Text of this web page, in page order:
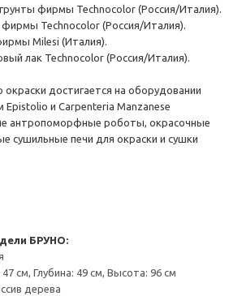
фирмы Technocolor (Россия/Италия).
Technocolor (Россия/Италия).
Milesi (Италия).
лак Technocolor (Россия/Италия).
окраски достигается на оборудовании
Epistolio и Carpenteria Manzanese
антропоморфные роботы, окрасочные
сушильные печи для окраски и сушки
БРУНО:
см, Глубина: 49 см, Высота: 96 см
дерева